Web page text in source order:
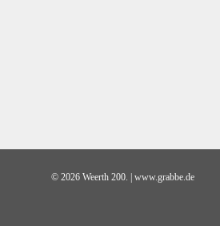
© 2026 Weerth 200. | www.grabbe.de